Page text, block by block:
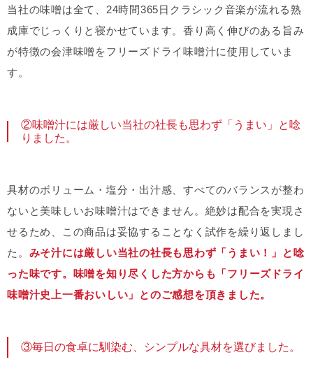
当社の味噌は全て、24時間365日クラシック音楽が流れる熟
成庫でじっくりと寝かせています。香り高く伸びのある旨み
が特徴の会津味噌をフリーズドライ味噌汁に使用していま
す。
②味噌汁には厳しい当社の社長も思わず「うまい」と唸
りました。
具材のボリューム・塩分・出汁感、すべてのバランスが整わ
ないと美味しいお味噌汁はできません。絶妙は配合を実現さ
せるため、この商品は妥協することなく試作を繰り返しまし
た。 みそ汁には厳しい当社の社長も思わず「うまい！」と唸
った味です。味噌を知り尽くした方からも「フリーズドライ
味噌汁史上一番おいしい」とのご感想を頂きました。
③毎日の食卓に馴染む、シンプルな具材を選びました。